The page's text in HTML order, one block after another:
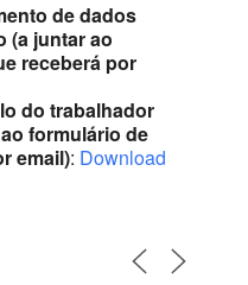
de dados
(a juntar ao
receberá por
do trabalhador
formulário de
email): Download